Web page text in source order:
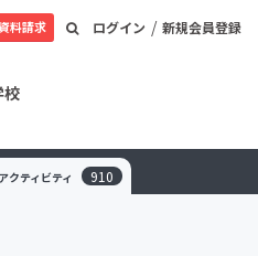
ログイン / 新規会員登録
料請求
アクティビティ 910